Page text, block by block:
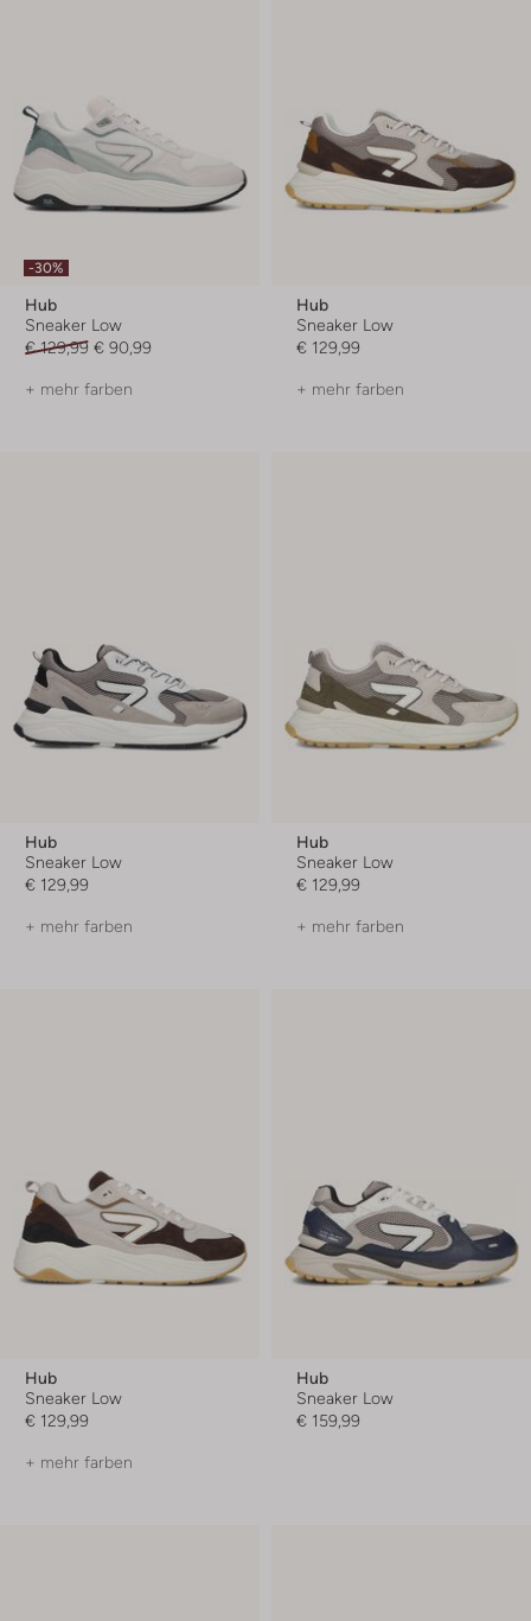
-30%
Hub
Sneaker Low
€ 129,99 € 90,99
+ mehr farben
Hub
Sneaker Low
€ 129,99
+ mehr farben
Hub
Sneaker Low
€ 129,99
+ mehr farben
Hub
Sneaker Low
€ 129,99
+ mehr farben
Hub
Sneaker Low
€ 129,99
+ mehr farben
Hub
Sneaker Low
€ 159,99